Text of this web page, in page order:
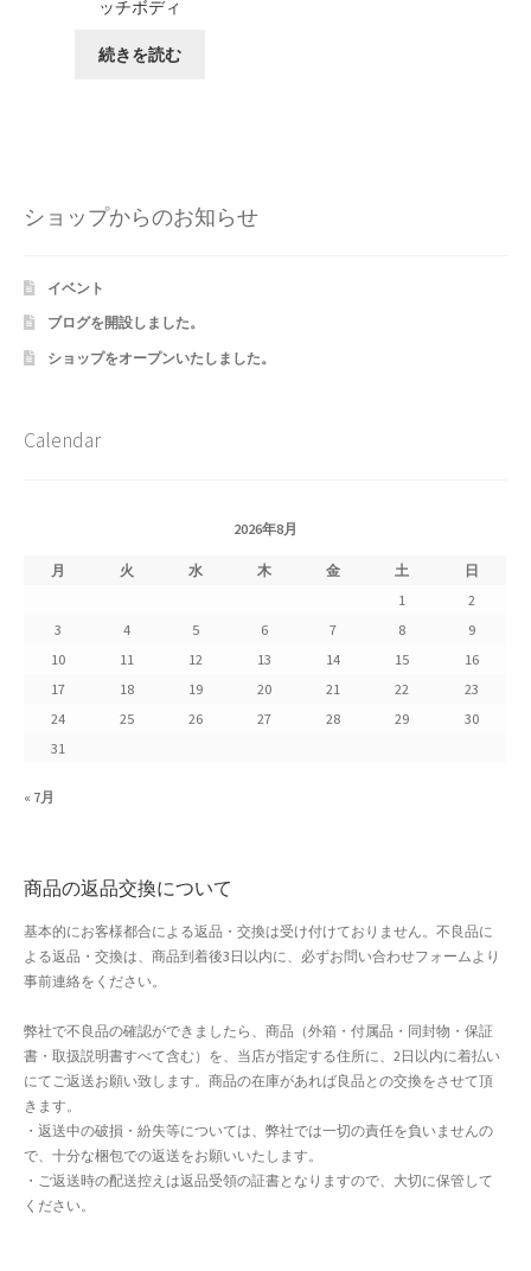
ッチボディ
続きを読む
ショップからのお知らせ
イベント
ブログを開設しました。
ショップをオープンいたしました。
Calendar
2026年8月
月 火 水 木 金 土
日
1
2
3
4 5 6 7 8
9
10
11 12 13 14 15
16
17
18 19 20 21 22
23
24
25 26 27 28 29
30
31
« 7月
商品の返品交換について
基本的にお客様都合による返品・交換は受け付けておりません。不良品に
よる返品・交換は、商品到着後3日以内に、必ずお問い合わせフォームより
事前連絡をください。
弊社で不良品の確認ができましたら、商品（外箱・付属品・同封物・保証
書・取扱説明書すべて含む）を、当店が指定する住所に、2日以内に着払い
にてご返送お願い致します。商品の在庫があれば良品との交換をさせて頂
きます。
・返送中の破損・紛失等については、弊社では一切の責任を負いませんの
で、十分な梱包での返送をお願いいたします。
・ご返送時の配送控えは返品受領の証書となりますので、大切に保管して
ください。